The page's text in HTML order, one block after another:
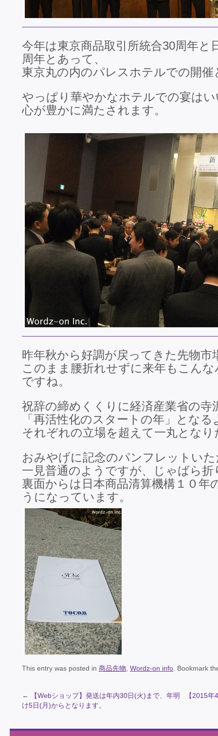
今年は東京商品取引所統合30周年と
周年とあって、
東京丸の内のパレスホテルでの開
やっぱり華やかなホテルでの宴は
心が豊かに満たされます。
昨年秋から好調が戻ってきた先物市
このまま腰折れせずに来年もこん
ですね。
祝辞の締めくくりに経済産業省の寺
「再活性化のスタートの年」となる
それぞれの立場を超えて一丸とな
おみやげに記念のパンフレットい
一見普通のようですが、じゃばら
裏面からは日本商品清算機構１０年
うになっています。
This entry was posted in 商品先物 Wordz-on info . Bookmark
←
【Webショップ】発送は年内30日(火)まで、年明
け5日(月)からとなります。
【2015